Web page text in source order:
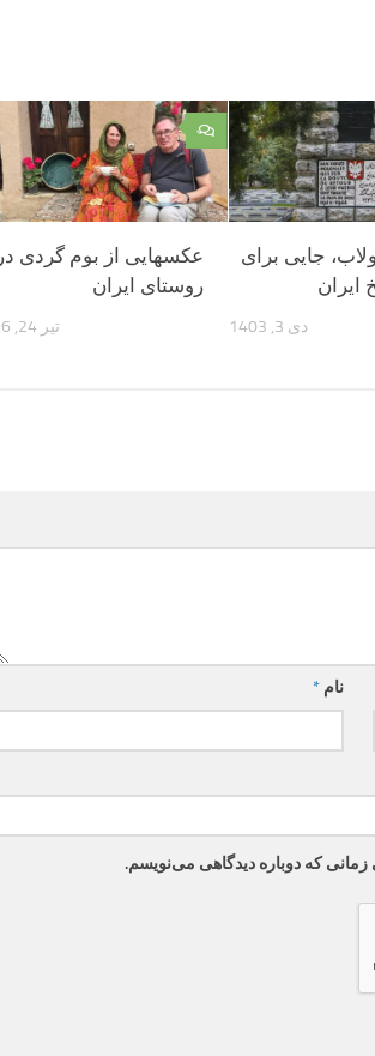
۰
عکسهایی از بوم گردی در
روستای ایران
تیر 24, 1396
جایی برای
ایران
دی 3, 1403
نام*
که دوباره دیدگاهی می‌نویسم.